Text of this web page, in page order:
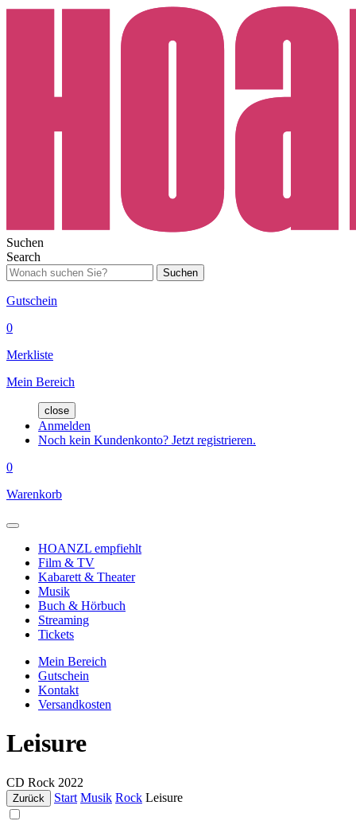
Suchen
Search
Suchen
Gutschein
0
Merkliste
Mein Bereich
close
Anmelden
Noch kein Kundenkonto? Jetzt registrieren.
0
Warenkorb
HOANZL empfiehlt
Film & TV
Kabarett & Theater
Musik
Buch & Hörbuch
Streaming
Tickets
Mein Bereich
Gutschein
Kontakt
Versandkosten
Leisure
CD Rock 2022
Zurück Start Musik Rock Leisure